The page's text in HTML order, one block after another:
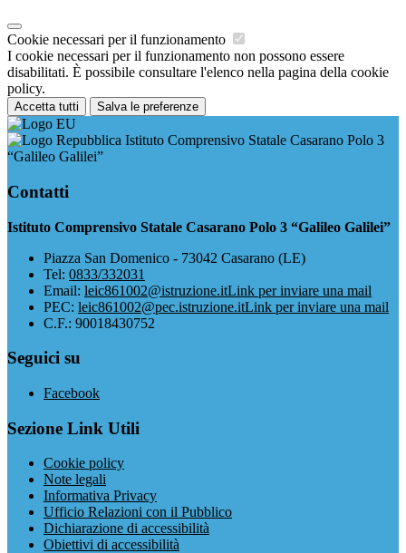
Cookie necessari per il funzionamento
I cookie necessari per il funzionamento non possono essere
disabilitati. È possibile consultare l'elenco nella pagina della cookie
policy.
Accetta tutti Salva le preferenze
Istituto Comprensivo Statale Casarano Polo 3
“Galileo Galilei”
Contatti
Istituto Comprensivo Statale Casarano Polo 3 “Galileo Galilei”
Piazza San Domenico - 73042 Casarano (LE)
Tel: 0833/332031
Email: leic861002@istruzione.itLink per inviare una mail
PEC: leic861002@pec.istruzione.itLink per inviare una mail
C.F.: 90018430752
Seguici su
Facebook
Sezione Link Utili
Cookie policy
Note legali
Informativa Privacy
Ufficio Relazioni con il Pubblico
Dichiarazione di accessibilità
Obiettivi di accessibilità